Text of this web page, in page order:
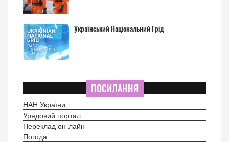
Український Національний Грід
ПОСИЛАННЯ
НАН України
Урядовий портал
Переклад он-лайн
Погода